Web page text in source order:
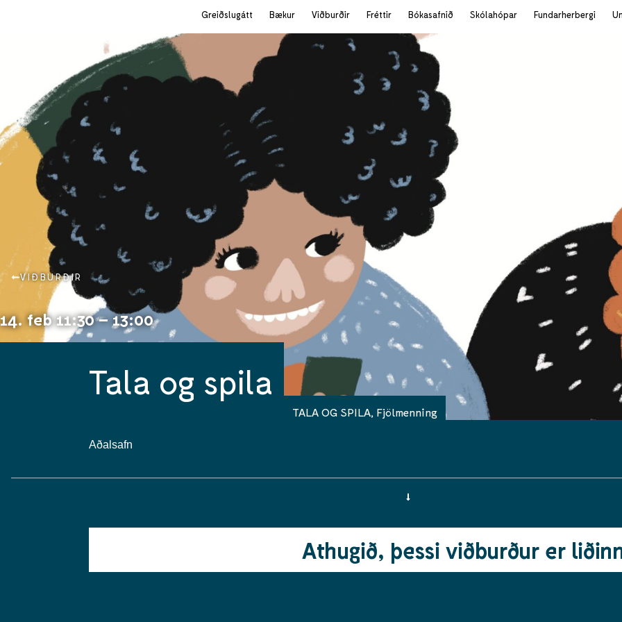
Greiðslugátt Bækur Viðburðir Fréttir Bókasafnið Skólahópar Fundarherbergi
VIÐBURÐIR
14. feb 11:30 – 13:00
Tala og spila
TALA OG SPILA Fjölmenning
Aðalsafn
Athugið, þessi viðburður er